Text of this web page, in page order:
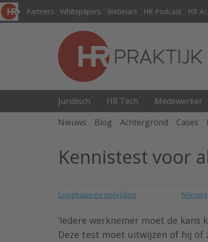
Partners Whitepapers Webinars HR Podcast HR
Juridisch HR Tech Medewerker
Nieuws
Blog Achtergrond Cases
Kennistest voor
Loopbaan en opleiding Nieuws
‘Iedere werknemer moet de
Deze test moet uitwijzen of hij of